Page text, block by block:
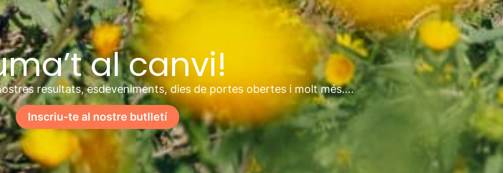
al canvi!
resultats, esdeveniments, dies de portes obertes i molt més….
Inscriu-te al nostre butlletí